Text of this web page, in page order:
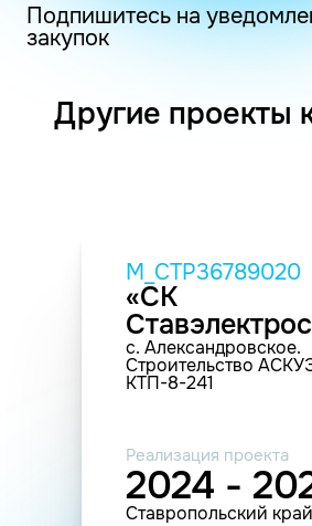
Подпишитесь на
закупок
Другие проекты
M_СТР36789020
«СК
с. Александровское.
Строительство
КТП-8-241
Реализация проекта
2024 -
Ставропольский край